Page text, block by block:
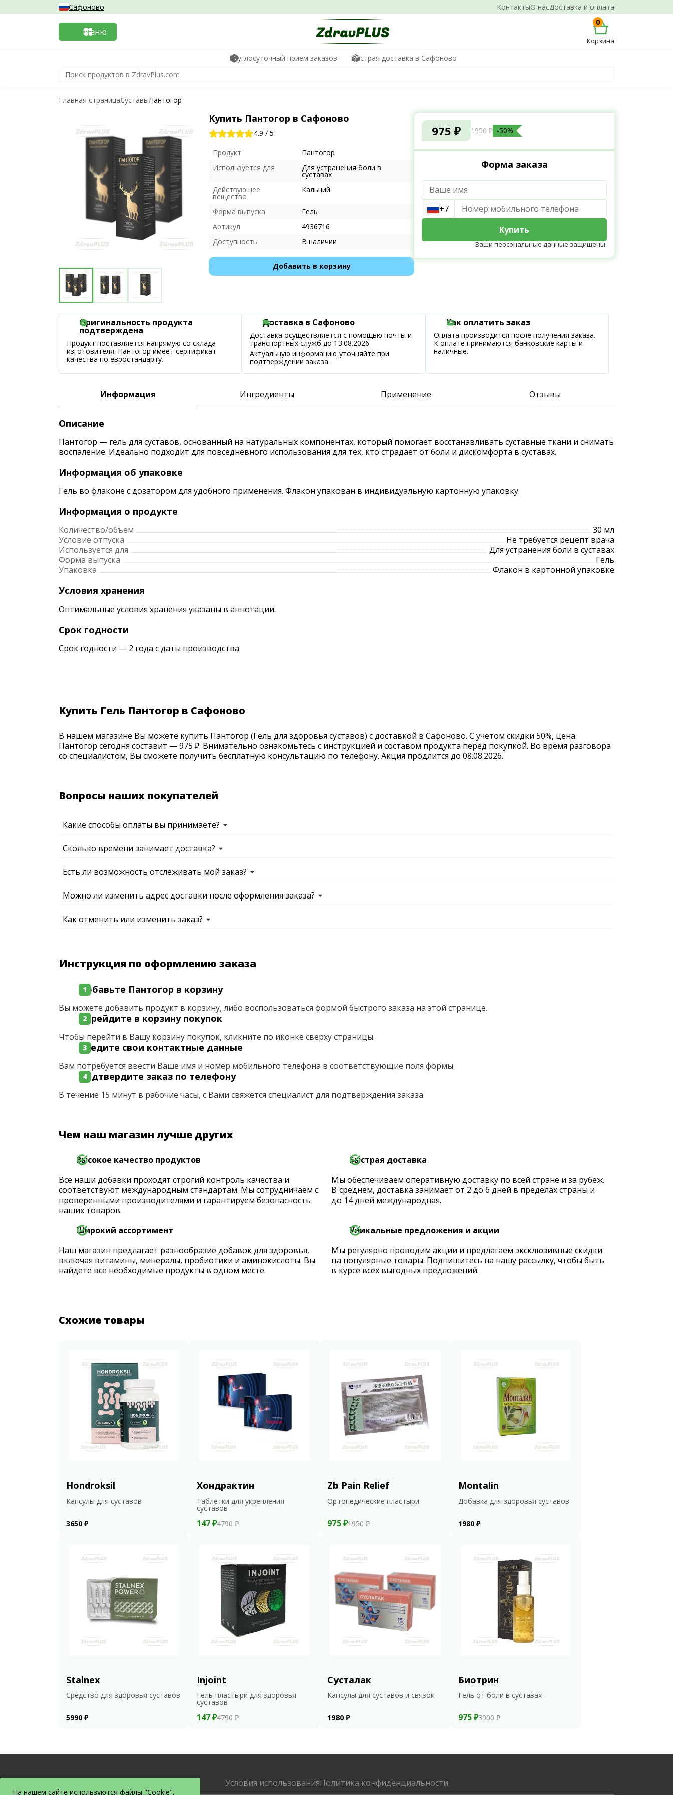
КонтактыО насДоставка и оплата
Сафоново
Меню
0
Корзина
Круглосуточный прием заказов Быстрая доставка в Сафоново
Главная страницаСуставыПантогор
Купить Пантогор в Сафоново
4.9 / 5
Продукт
Пантогор
Используется для
Для устранения боли в
суставах
Действующее
вещество
Кальций
Форма выпуска
Гель
Артикул
4936716
Доступность
В наличии
Добавить в корзину
975 ₽ 1950 ₽ -50%
Форма заказа
+7
Купить
Ваши персональные данные защищены.
Оригинальность продукта
подтверждена
Продукт поставляется напрямую со склада
изготовителя. Пантогор имеет сертификат
качества по евростандарту.
Доставка в Сафоново
Доставка осуществляется с помощью почты и
транспортных служб до 13.08.2026.
Актуальную информацию уточняйте при
подтверждении заказа.
Как оплатить заказ
Оплата производится после получения заказа.
К оплате принимаются банковские карты и
наличные.
Информация Ингредиенты Применение Отзывы
Описание
Пантогор — гель для суставов, основанный на натуральных компонентах, который помогает восстанавливать суставные ткани и снимать
воспаление. Идеально подходит для повседневного использования для тех, кто страдает от боли и дискомфорта в суставах.
Информация об упаковке
Гель во флаконе с дозатором для удобного применения. Флакон упакован в индивидуальную картонную упаковку.
Информация о продукте
Количество/объем
30 мл
Условие отпуска
Не требуется рецепт врача
Используется для
Для устранения боли в суставах
Форма выпуска
Гель
Упаковка
Флакон в картонной упаковке
Условия хранения
Оптимальные условия хранения указаны в аннотации.
Срок годности
Срок годности — 2 года с даты производства
Купить Гель Пантогор в Сафоново
В нашем магазине Вы можете купить Пантогор (Гель для здоровья суставов) с доставкой в Сафоново. С учетом скидки 50%, цена
Пантогор сегодня составит — 975 ₽. Внимательно ознакомьтесь с инструкцией и составом продукта перед покупкой. Во время разговора
со специалистом, Вы сможете получить бесплатную консультацию по телефону. Акция продлится до 08.08.2026.
Вопросы наших покупателей
Какие способы оплаты вы принимаете?
Сколько времени занимает доставка?
Есть ли возможность отслеживать мой заказ?
Можно ли изменить адрес доставки после оформления заказа?
Как отменить или изменить заказ?
Инструкция по оформлению заказа
Добавьте Пантогор в корзину
Вы можете добавить продукт в корзину, либо воспользоваться формой быстрого заказа на этой странице.
Перейдите в корзину покупок
Чтобы перейти в Вашу корзину покупок, кликните по иконке сверху страницы.
Введите свои контактные данные
Вам потребуется ввести Ваше имя и номер мобильного телефона в соответствующие поля формы.
Подтвердите заказ по телефону
В течение 15 минут в рабочие часы, с Вами свяжется специалист для подтверждения заказа.
Чем наш магазин лучше других
Высокое качество продуктов
Все наши добавки проходят строгий контроль качества и
соответствуют международным стандартам. Мы сотрудничаем с
проверенными производителями и гарантируем безопасность
наших товаров.
Быстрая доставка
Мы обеспечиваем оперативную доставку по всей стране и за рубеж.
В среднем, доставка занимает от 2 до 6 дней в пределах страны и
до 14 дней международная.
Широкий ассортимент
Наш магазин предлагает разнообразие добавок для здоровья,
включая витамины, минералы, пробиотики и аминокислоты. Вы
найдете все необходимые продукты в одном месте.
Уникальные предложения и акции
Мы регулярно проводим акции и предлагаем эксклюзивные скидки
на популярные товары. Подпишитесь на нашу рассылку, чтобы быть
в курсе всех выгодных предложений.
Схожие товары
Hondroksil
Капсулы для суставов
3650 ₽
Хондрактин
Таблетки для укрепления
суставов
147 ₽4790 ₽
Zb Pain Relief
Ортопедические пластыри
975 ₽1950 ₽
Montalin
Добавка для здоровья суставов
1980 ₽
Stalnex
Средство для здоровья суставов
5990 ₽
Injoint
Гель-пластыри для здоровья
суставов
147 ₽4790 ₽
Сусталак
Капсулы для суставов и связок
1980 ₽
Биотрин
Гель от боли в суставах
975 ₽3900 ₽
Условия использованияПолитика конфиденциальности
На нашем сайте используются файлы "Cookie".